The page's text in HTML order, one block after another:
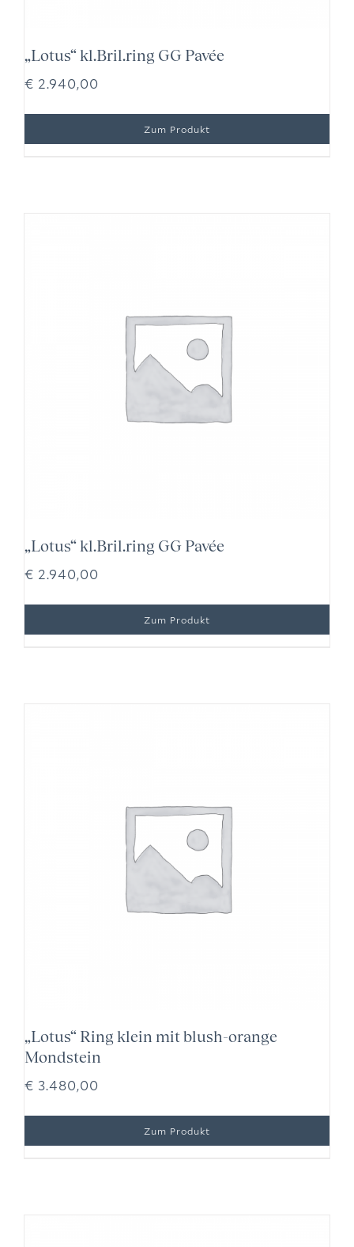
„Lotus“ kl.Bril.ring GG Pavée
€ 2.940,00
„Lotus“ kl.Bril.ring GG Pavée
€ 2.940,00
„Lotus“ Ring klein mit blush-orange
Mondstein
€ 3.480,00